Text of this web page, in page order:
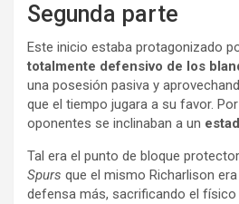
Segunda parte
Este inicio estaba protagonizado
totalmente defensivo de los
una posesión pasiva y
que el tiempo jugara a su favor.
oponentes se inclinaban a un
Tal era el punto de bloque
Spurs que el mismo Richarlison
defensa más, sacrificando el físico